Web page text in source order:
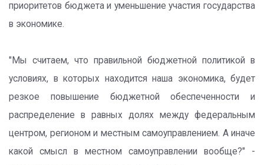
приоритетов бюджета и уменьшение участия государства
в экономике.
"Мы считаем, что правильной бюджетной политикой в
условиях, в которых находится наша экономика, будет
резкое повышение бюджетной обеспеченности и
распределение в равных долях между федеральным
центром, регионом и местным самоуправлением. А иначе
какой смысл в местном самоуправлении вообще?" -